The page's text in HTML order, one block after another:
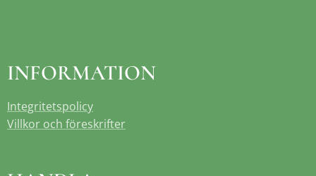
INFORMATION
Integritetspolicy
Villkor och föreskrifter